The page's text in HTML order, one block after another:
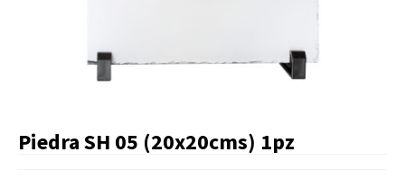
Listas de Precios
Piedra SH 05 (20x20cms) 1pz